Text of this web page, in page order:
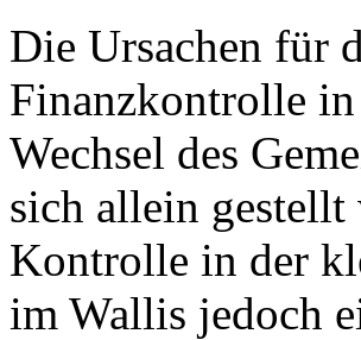
Die Ursachen für
Finanzkontrolle
Wechsel des
sich allein gestellt
Kontrolle in der
im Wallis jedoch